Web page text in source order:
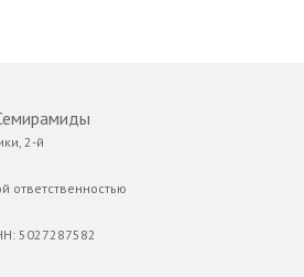
2-й
ответственностью
5027287582